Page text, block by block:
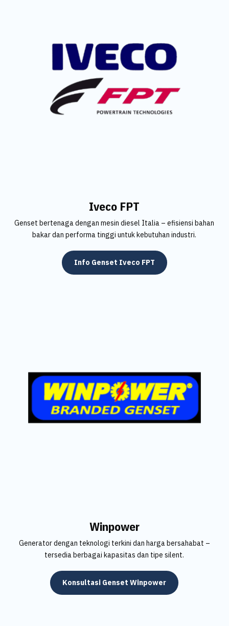
Iveco FPT
Genset bertenaga dengan mesin diesel Italia – efisiensi bahan
bakar dan performa tinggi untuk kebutuhan industri.
Info Genset Iveco FPT
Winpower
Generator dengan teknologi terkini dan harga bersahabat –
tersedia berbagai kapasitas dan tipe silent.
Konsultasi Genset Winpower